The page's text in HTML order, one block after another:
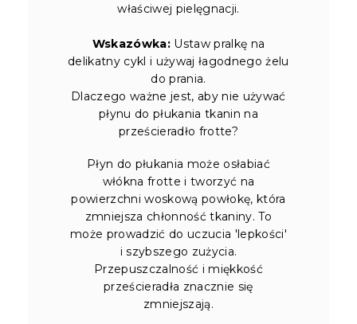
właściwej pielęgnacji.
Wskazówka: Ustaw pralkę na
delikatny cykl i używaj łagodnego żelu
do prania.
Dlaczego ważne jest, aby nie używać
płynu do płukania tkanin na
prześcieradło frotte?
Płyn do płukania może osłabiać
włókna frotte i tworzyć na
powierzchni woskową powłokę, która
zmniejsza chłonność tkaniny. To
może prowadzić do uczucia 'lepkości'
i szybszego zużycia.
Przepuszczalność i miękkość
prześcieradła znacznie się
zmniejszają.